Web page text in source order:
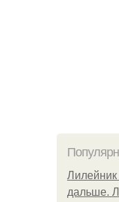
Лилейник
дальше.